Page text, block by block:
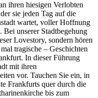
ihren hiesigen Verlobten
sie jeden Tag auf die
wartet, voller Hoffnung
Bei unserer Stadtbegehung
Lovestory, sondern hören
tragische – Geschichten
In dieser Führung
mit ihren
vor. Tauchen Sie ein, in
Frankfurts quer durch die
bis zum